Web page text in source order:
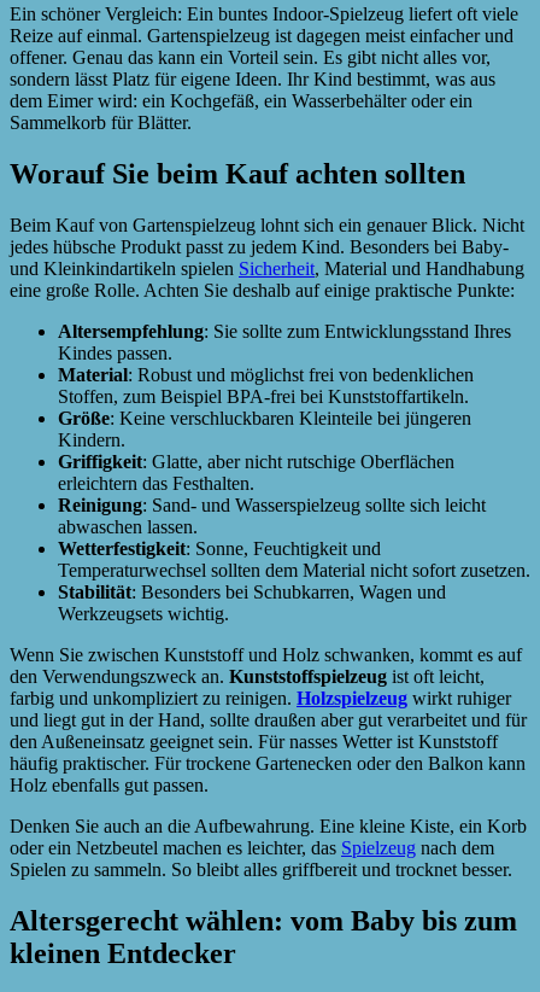
Ein schöner Vergleich: Ein buntes Indoor-Spielzeug liefert oft viele
Reize auf einmal. Gartenspielzeug ist dagegen meist einfacher und
offener. Genau das kann ein Vorteil sein. Es gibt nicht alles vor,
sondern lässt Platz für eigene Ideen. Ihr Kind bestimmt, was aus
dem Eimer wird: ein Kochgefäß, ein Wasserbehälter oder ein
Sammelkorb für Blätter.
Worauf Sie beim Kauf achten sollten
Beim Kauf von Gartenspielzeug lohnt sich ein genauer Blick. Nicht
jedes hübsche Produkt passt zu jedem Kind. Besonders bei Baby-
und Kleinkindartikeln spielen Sicherheit, Material und Handhabung
eine große Rolle. Achten Sie deshalb auf einige praktische Punkte:
Altersempfehlung: Sie sollte zum Entwicklungsstand Ihres
Kindes passen.
Material: Robust und möglichst frei von bedenklichen
Stoffen, zum Beispiel BPA-frei bei Kunststoffartikeln.
Größe: Keine verschluckbaren Kleinteile bei jüngeren
Kindern.
Griffigkeit: Glatte, aber nicht rutschige Oberflächen
erleichtern das Festhalten.
Reinigung: Sand- und Wasserspielzeug sollte sich leicht
abwaschen lassen.
Wetterfestigkeit: Sonne, Feuchtigkeit und
Temperaturwechsel sollten dem Material nicht sofort zusetzen.
Stabilität: Besonders bei Schubkarren, Wagen und
Werkzeugsets wichtig.
Wenn Sie zwischen Kunststoff und Holz schwanken, kommt es auf
den Verwendungszweck an. Kunststoffspielzeug ist oft leicht,
farbig und unkompliziert zu reinigen. Holzspielzeug wirkt ruhiger
und liegt gut in der Hand, sollte draußen aber gut verarbeitet und für
den Außeneinsatz geeignet sein. Für nasses Wetter ist Kunststoff
häufig praktischer. Für trockene Gartenecken oder den Balkon kann
Holz ebenfalls gut passen.
Denken Sie auch an die Aufbewahrung. Eine kleine Kiste, ein Korb
oder ein Netzbeutel machen es leichter, das Spielzeug nach dem
Spielen zu sammeln. So bleibt alles griffbereit und trocknet besser.
Altersgerecht wählen: vom Baby bis zum
kleinen Entdecker